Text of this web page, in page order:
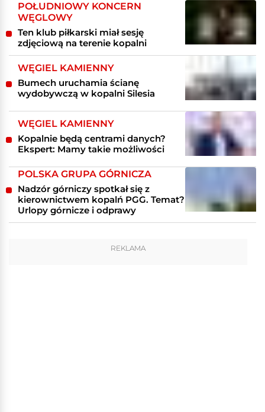
POŁUDNIOWY KONCERN
WĘGLOWY
Ten klub piłkarski miał sesję
zdjęciową na terenie kopalni
WĘGIEL KAMIENNY
Bumech uruchamia ścianę
wydobywczą w kopalni Silesia
WĘGIEL KAMIENNY
Kopalnie będą centrami danych?
Ekspert: Mamy takie możliwości
POLSKA GRUPA GÓRNICZA
Nadzór górniczy spotkał się z
kierownictwem kopalń PGG. Temat?
Urlopy górnicze i odprawy
REKLAMA